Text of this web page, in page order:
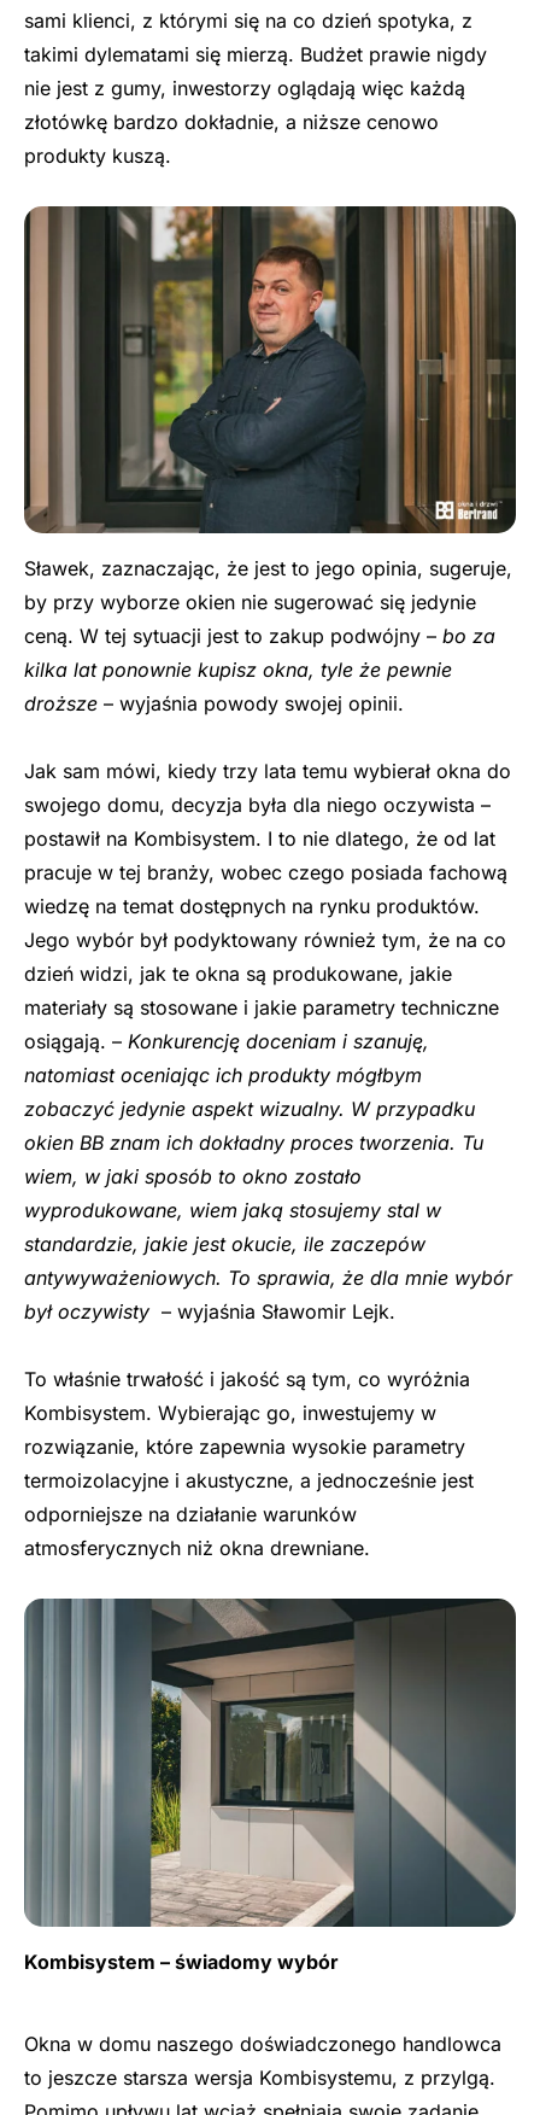
sami klienci, z którymi się na co dzień spotyka, z
takimi dylematami się mierzą. Budżet prawie nigdy
nie jest z gumy, inwestorzy oglądają więc każdą
złotówkę bardzo dokładnie, a niższe cenowo
produkty kuszą.
Sławek, zaznaczając, że jest to jego opinia, sugeruje,
by przy wyborze okien nie sugerować się jedynie
ceną. W tej sytuacji jest to zakup podwójny – bo za
kilka lat ponownie kupisz okna, tyle że pewnie
droższe – wyjaśnia powody swojej opinii.
Jak sam mówi, kiedy trzy lata temu wybierał okna do
swojego domu, decyzja była dla niego oczywista –
postawił na Kombisystem. I to nie dlatego, że od lat
pracuje w tej branży, wobec czego posiada fachową
wiedzę na temat dostępnych na rynku produktów.
Jego wybór był podyktowany również tym, że na co
dzień widzi, jak te okna są produkowane, jakie
materiały są stosowane i jakie parametry techniczne
osiągają. – Konkurencję doceniam i szanuję,
natomiast oceniając ich produkty mógłbym
zobaczyć jedynie aspekt wizualny. W przypadku
okien BB znam ich dokładny proces tworzenia. Tu
wiem, w jaki sposób to okno zostało
wyprodukowane, wiem jaką stosujemy stal w
standardzie, jakie jest okucie, ile zaczepów
antywyważeniowych. To sprawia, że dla mnie wybór
był oczywisty – wyjaśnia Sławomir Lejk.
To właśnie trwałość i jakość są tym, co wyróżnia
Kombisystem. Wybierając go, inwestujemy w
rozwiązanie, które zapewnia wysokie parametry
termoizolacyjne i akustyczne, a jednocześnie jest
odporniejsze na działanie warunków
atmosferycznych niż okna drewniane.
Kombisystem – świadomy wybór
Okna w domu naszego doświadczonego handlowca
to jeszcze starsza wersja Kombisystemu, z przylgą.